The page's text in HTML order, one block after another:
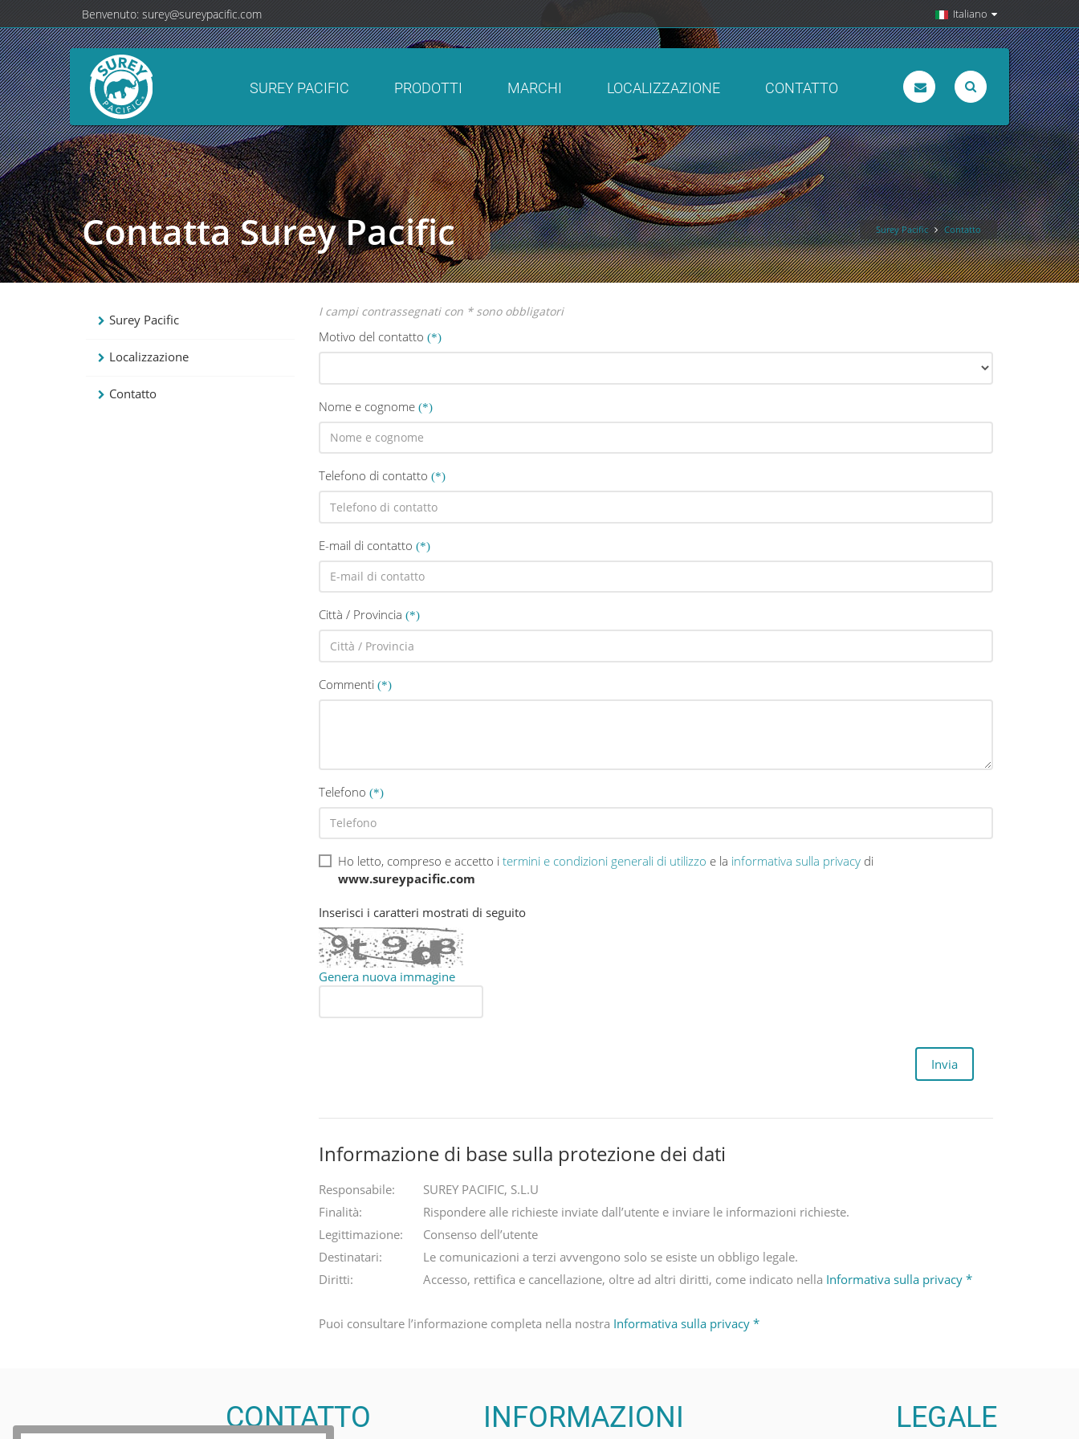
Italiano
Benvenuto: surey@sureypacific.com
SUREY PACIFIC PRODOTTI MARCHI LOCALIZZAZIONE CONTATTO
Contatta Surey Pacific Surey Pacific Contatto
Surey Pacific
Localizzazione
Contatto
I campi contrassegnati con * sono obbligatori
Motivo del contatto
Nome e cognome
Telefono di contatto
E-mail di contatto
Città / Provincia
Commenti
Telefono
Ho letto, compreso e accetto i termini e condizioni generali di utilizzo e la informativa sulla privacy di
www.sureypacific.com
Inserisci i caratteri mostrati di seguito
Genera nuova immagine
Informazione di base sulla protezione dei dati
Responsabile:
SUREY PACIFIC, S.L.U
Finalità:
Rispondere alle richieste inviate dall’utente e inviare le informazioni richieste.
Legittimazione:
Consenso dell’utente
Destinatari:
Le comunicazioni a terzi avvengono solo se esiste un obbligo legale.
Diritti:
Accesso, rettifica e cancellazione, oltre ad altri diritti, come indicato nella Informativa sulla privacy *
Puoi consultare l’informazione completa nella nostra Informativa sulla privacy *
CONTATTO INFORMAZIONI LEGALE